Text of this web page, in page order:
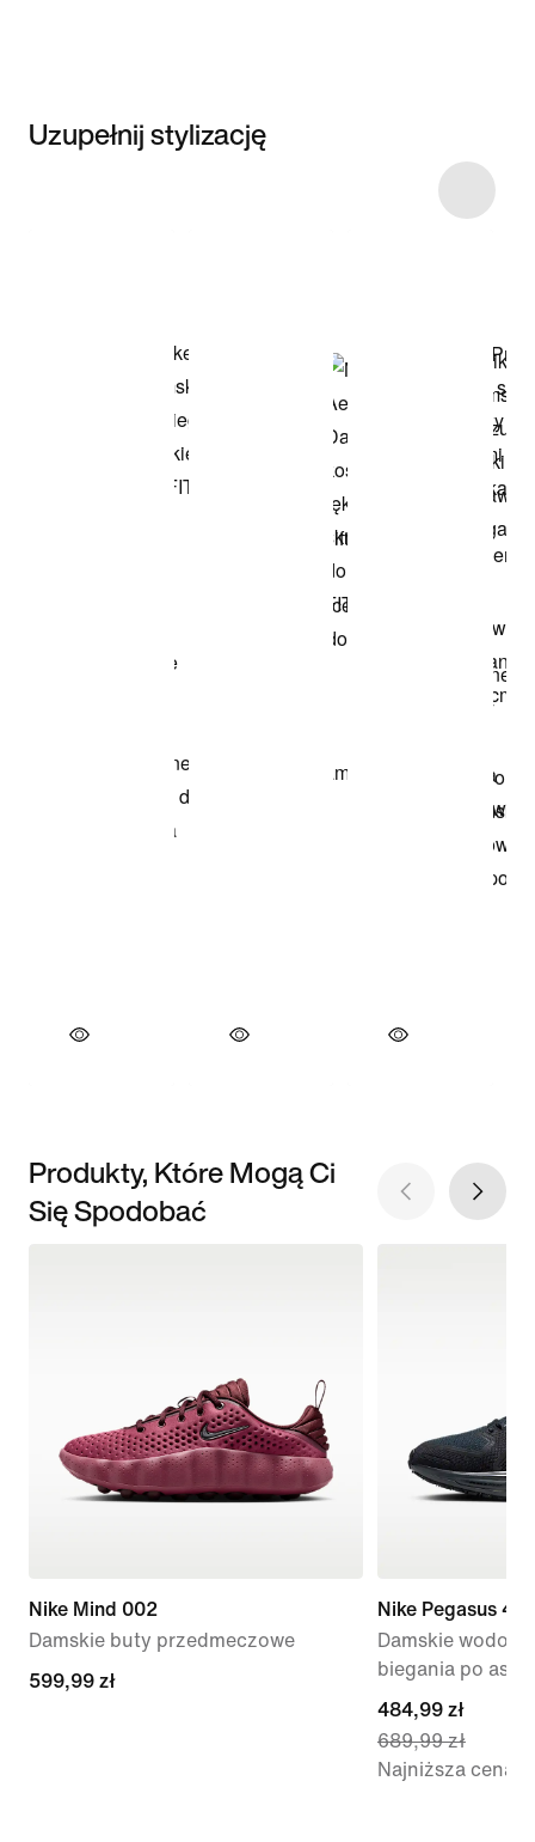
Uzupełnij stylizację
Produkty, Które Mogą Ci
Się Spodobać
Nike Mind 002
Damskie buty przedmeczowe
599,99 zł
599,99 zł
Nike Pegasus 41
Damskie
biegania po
current
price
484,99 zł,
484,99 zł
689,99 zł
Najniższa cena